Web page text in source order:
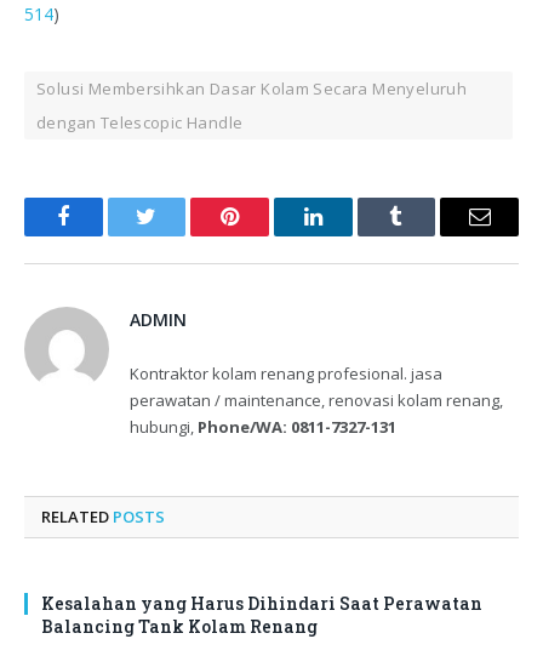
514)
Solusi Membersihkan Dasar Kolam Secara Menyeluruh
dengan Telescopic Handle
FacebookTwitter Pinterest LinkedInTumblr Email
ADMIN
Kontraktor kolam renang profesional. jasa
perawatan / maintenance, renovasi kolam renang,
hubungi, Phone/WA: 0811-7327-131
RELATED POSTS
Kesalahan yang Harus Dihindari Saat Perawatan
Balancing Tank Kolam Renang